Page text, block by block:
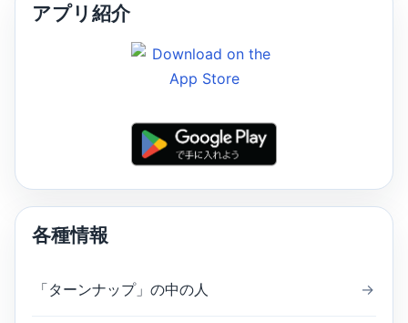
アプリ紹介
各種情報
「ターンナップ」の中の人 →